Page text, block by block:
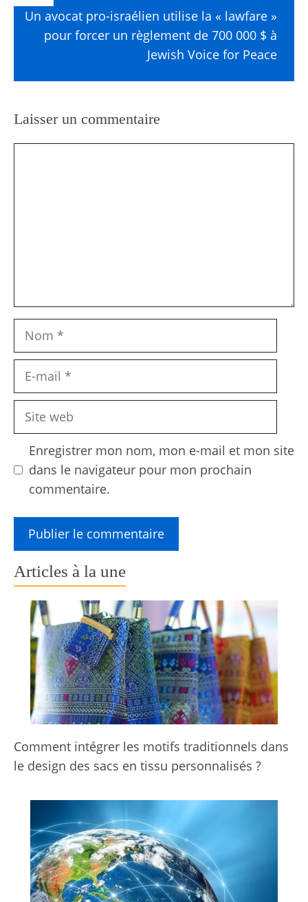
Un avocat pro-israélien utilise la « lawfare »
pour forcer un règlement de 700 000 $ à
Jewish Voice for Peace
Laisser un commentaire
Nom
Site
Enregistrer mon nom, mon e-mail et mon site
dans le navigateur pour mon prochain
commentaire.
Articles à la une
Comment intégrer les motifs traditionnels dans
le design des sacs en tissu personnalisés ?